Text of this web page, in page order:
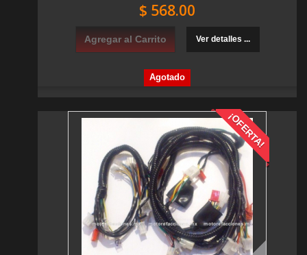
$ 568.00
Agregar al Carrito Ver detalles ...
Agotado
¡OFERTA!